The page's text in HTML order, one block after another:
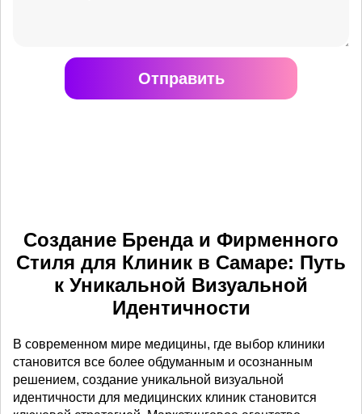
Отправить
Создание Бренда и Фирменного
Стиля для Клиник в Самаре: Путь
к Уникальной Визуальной
Идентичности
В современном мире медицины, где выбор клиники
становится все более обдуманным и осознанным
решением, создание уникальной визуальной
идентичности для медицинских клиник становится